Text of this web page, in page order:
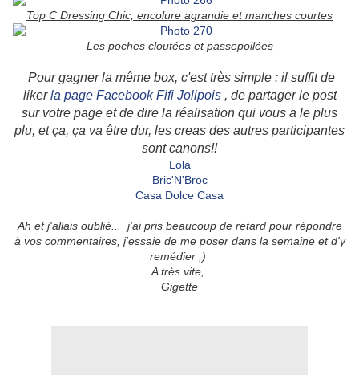
Top C Dressing Chic, encolure agrandie et manches courtes
Les poches cloutées et passepoilées
Pour gagner la même box, c'est très simple : il suffit de
likerla page Facebook Fifi Jolipois, de partager le post
sur votre page et de dire la réalisation qui vous a le plus
plu, et ça, ça va être dur, les creas des autres participantes
sont canons!!
Lola
Bric'N'Broc
Casa Dolce Casa
Ah et j'allais oublié... j'ai pris beaucoup de retard pour répondre
à vos commentaires, j'essaie de me poser dans la semaine et d'y
remédier ;)
A très vite,
Gigette